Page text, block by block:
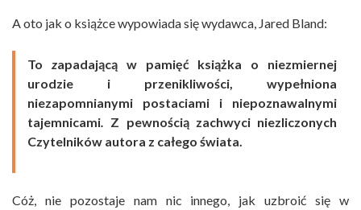
A oto jak o książce wypowiada się wydawca, Jared Bland:
To zapadającą w pamięć książka o niezmiernej
urodzie i przenikliwości, wypełniona
niezapomnianymi postaciami i niepoznawalnymi
tajemnicami. Z pewnością zachwyci niezliczonych
Czytelników autora z całego świata.
Cóż, nie pozostaje nam nic innego, jak uzbroić się w